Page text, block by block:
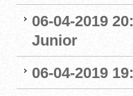
06-04-2019
Junior
06-04-2019